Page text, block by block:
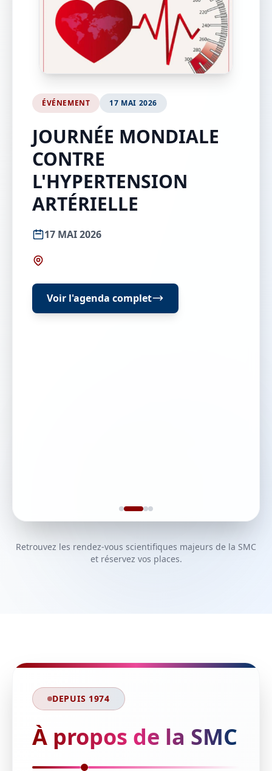
ÉVÉNEMENT 17 MAI 2026
JOURNÉE MONDIALE
CONTRE
L'HYPERTENSION
ARTÉRIELLE
17 MAI 2026
Voir l'agenda complet
Retrouvez les rendez-vous scientifiques majeurs de la SMC
et réservez vos places.
DEPUIS 1974
À propos de la SMC